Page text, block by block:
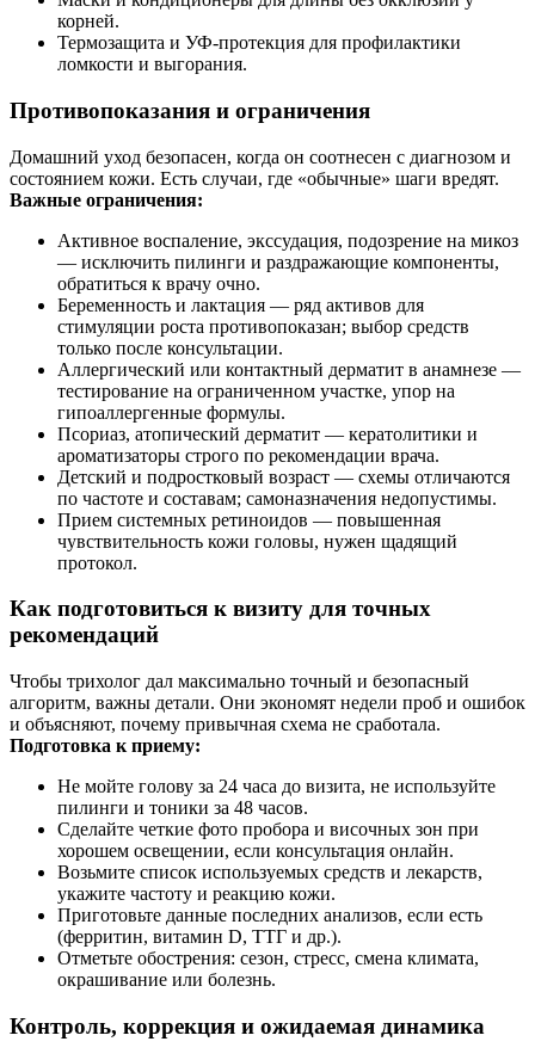
корней.
Термозащита и УФ‑протекция для профилактики
ломкости и выгорания.
Противопоказания и ограничения
Домашний уход безопасен, когда он соотнесен с диагнозом и
состоянием кожи. Есть случаи, где «обычные» шаги вредят.
Важные ограничения:
Активное воспаление, экссудация, подозрение на микоз
— исключить пилинги и раздражающие компоненты,
обратиться к врачу очно.
Беременность и лактация — ряд активов для
стимуляции роста противопоказан; выбор средств
только после консультации.
Аллергический или контактный дерматит в анамнезе —
тестирование на ограниченном участке, упор на
гипоаллергенные формулы.
Псориаз, атопический дерматит — кератолитики и
ароматизаторы строго по рекомендации врача.
Детский и подростковый возраст — схемы отличаются
по частоте и составам; самоназначения недопустимы.
Прием системных ретиноидов — повышенная
чувствительность кожи головы, нужен щадящий
протокол.
Как подготовиться к визиту для точных
рекомендаций
Чтобы трихолог дал максимально точный и безопасный
алгоритм, важны детали. Они экономят недели проб и ошибок
и объясняют, почему привычная схема не сработала.
Подготовка к приему:
Не мойте голову за 24 часа до визита, не используйте
пилинги и тоники за 48 часов.
Сделайте четкие фото пробора и височных зон при
хорошем освещении, если консультация онлайн.
Возьмите список используемых средств и лекарств,
укажите частоту и реакцию кожи.
Приготовьте данные последних анализов, если есть
(ферритин, витамин D, ТТГ и др.).
Отметьте обострения: сезон, стресс, смена климата,
окрашивание или болезнь.
Контроль, коррекция и ожидаемая динамика